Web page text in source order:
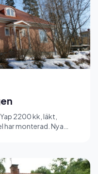
2200 kk, läkt,
har monterad. Nya